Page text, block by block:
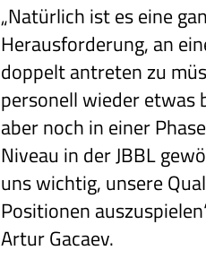
„Natürlich ist es eine
Herausforderung, an
doppelt antreten zu
personell wieder etwas
aber noch in einer
Niveau in der JBBL
uns wichtig, unsere
Positionen
Artur Gacaev.